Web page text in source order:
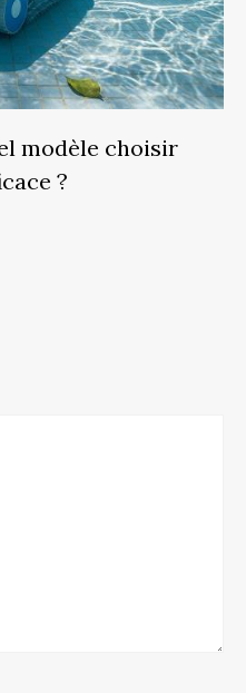
modèle choisir
?